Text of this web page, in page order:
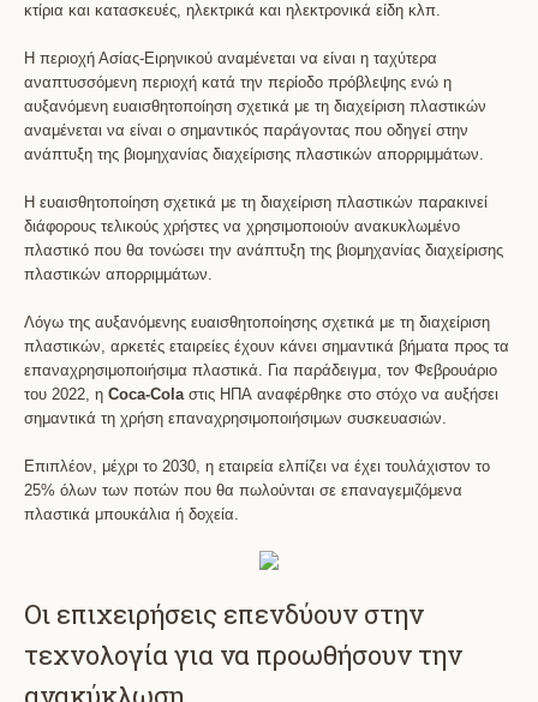
κτίρια και κατασκευές, ηλεκτρικά και ηλεκτρονικά είδη κλπ.
Η περιοχή Ασίας-Ειρηνικού αναμένεται να είναι η ταχύτερα
αναπτυσσόμενη περιοχή κατά την περίοδο πρόβλεψης ενώ η
αυξανόμενη ευαισθητοποίηση σχετικά με τη διαχείριση πλαστικών
αναμένεται να είναι ο σημαντικός παράγοντας που οδηγεί στην
ανάπτυξη της βιομηχανίας διαχείρισης πλαστικών απορριμμάτων.
Η ευαισθητοποίηση σχετικά με τη διαχείριση πλαστικών παρακινεί
διάφορους τελικούς χρήστες να χρησιμοποιούν ανακυκλωμένο
πλαστικό που θα τονώσει την ανάπτυξη της βιομηχανίας διαχείρισης
πλαστικών απορριμμάτων.
Λόγω της αυξανόμενης ευαισθητοποίησης σχετικά με τη διαχείριση
πλαστικών, αρκετές εταιρείες έχουν κάνει σημαντικά βήματα προς τα
επαναχρησιμοποιήσιμα πλαστικά. Για παράδειγμα, τον Φεβρουάριο
του 2022, η Coca-Cola στις ΗΠΑ αναφέρθηκε στο στόχο να αυξήσει
σημαντικά τη χρήση επαναχρησιμοποιήσιμων συσκευασιών.
Επιπλέον, μέχρι το 2030, η εταιρεία ελπίζει να έχει τουλάχιστον το
25% όλων των ποτών που θα πωλούνται σε επαναγεμιζόμενα
πλαστικά μπουκάλια ή δοχεία.
Οι επιχειρήσεις επενδύουν στην
τεχνολογία για να προωθήσουν την